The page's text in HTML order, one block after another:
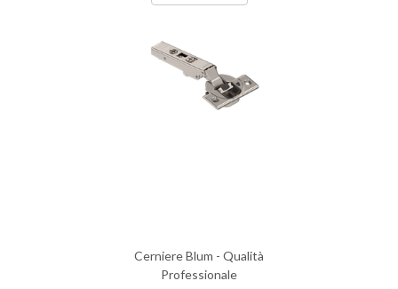
Cerniere Blum - Qualità
Professionale